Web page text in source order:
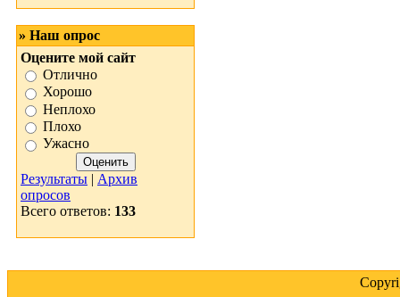
» Наш опрос
Оцените мой сайт
Отлично
Хорошо
Неплохо
Плохо
Ужасно
Результаты | Архив
опросов
Всего ответов: 133